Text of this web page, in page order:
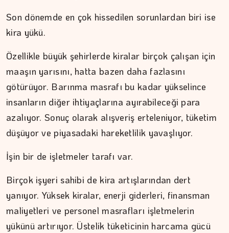
Son dönemde en çok hissedilen sorunlardan biri ise
kira yükü.
Özellikle büyük şehirlerde kiralar birçok çalışan için
maaşın yarısını, hatta bazen daha fazlasını
götürüyor. Barınma masrafı bu kadar yükselince
insanların diğer ihtiyaçlarına ayırabileceği para
azalıyor. Sonuç olarak alışveriş erteleniyor, tüketim
düşüyor ve piyasadaki hareketlilik yavaşlıyor.
İşin bir de işletmeler tarafı var.
Birçok işyeri sahibi de kira artışlarından dert
yanıyor. Yüksek kiralar, enerji giderleri, finansman
maliyetleri ve personel masrafları işletmelerin
yükünü artırıyor. Üstelik tüketicinin harcama gücü
ŞAFAK GÜVEN
Ahlat'tan Nemrut Krateri'ne